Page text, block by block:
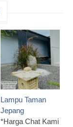
Lampu Taman
Jepang
*Harga Chat Kami